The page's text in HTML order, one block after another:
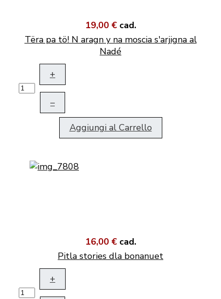
19,00 € cad.
Tëra pa tö! N aragn y na moscia s'arjigna al
Nadé
+
–
Aggiungi al Carrello
16,00 € cad.
Pitla stories dla bonanuet
+